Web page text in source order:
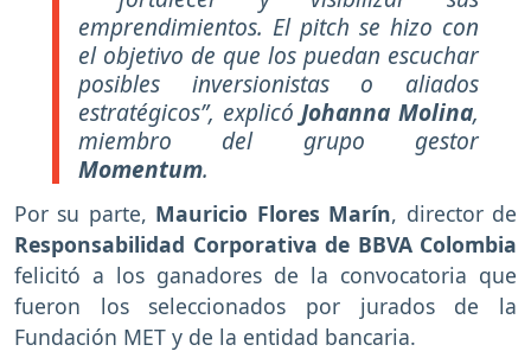
emprendimientos. El pitch se hizo con
el objetivo de que los puedan escuchar
posibles inversionistas o aliados
estratégicos”, explicóJohanna Molina,
miembro del grupo gestor
Momentum.
Por su parte, Mauricio Flores Marín, director de
Responsabilidad Corporativa de BBVA Colombia
felicitó a los ganadores de la convocatoria que
fueron los seleccionados por jurados de la
Fundación MET y de la entidad bancaria.